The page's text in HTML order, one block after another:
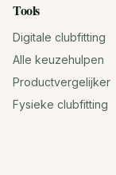
Tools
Digitale clubfitting
Alle keuzehulpen
Productvergelijker
Fysieke clubfitting